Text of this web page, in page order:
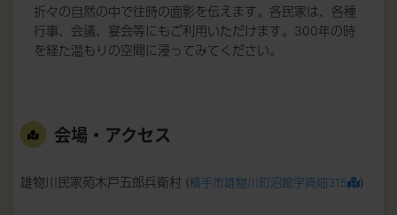
折々の自然の中で往時の面影を伝えます。各民家は、各種
行事、会議、宴会等にもご利用いただけます。300年の時
を経た温もりの空間に浸ってみてください。
会場・アクセス
雄物川民家苑木戸五郎兵衛村 (横手市雄物川町沼館字高畑315 )